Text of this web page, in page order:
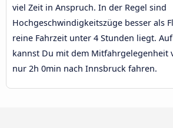
viel Zeit in Anspruch. In der Regel sind
Hochgeschwindigkeitszüge besser als
reine Fahrzeit unter 4 Stunden liegt.
kannst Du mit dem Mitfahrgelegenheit
nur 2h 0min nach Innsbruck fahren.